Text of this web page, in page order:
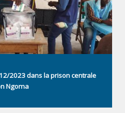
2023 dans la prison centrale
Ngoma